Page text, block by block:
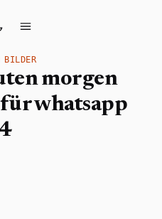
BILDER
morgen
whatsapp